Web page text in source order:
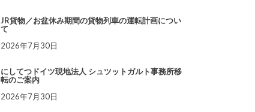
JR貨物／お盆休み期間の貨物列車の運転計画につい
て
2026年7月30日
にしてつドイツ現地法人 シュツットガルト事務所移
転のご案内
2026年7月30日